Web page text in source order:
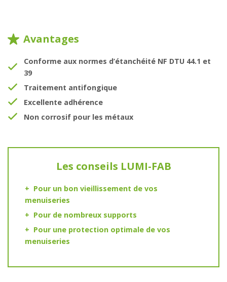
Avantages
Conforme aux normes d’étanchéité NF DTU 44.1 et
39
Traitement antifongique
Excellente adhérence
Non corrosif pour les métaux
Les conseils LUMI-FAB
Pour un bon vieillissement de vos
menuiseries
Pour de nombreux supports
Pour une protection optimale de vos
menuiseries